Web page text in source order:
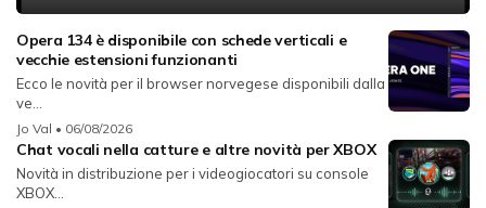
Opera 134 è disponibile con schede verticali e
vecchie estensioni funzionanti
Ecco le novità per il browser norvegese disponibili dalla
ve...
Jo Val • 06/08/2026
Chat vocali nella catture e altre novità per XBOX
Novità in distribuzione per i videogiocatori su console
XBOX...